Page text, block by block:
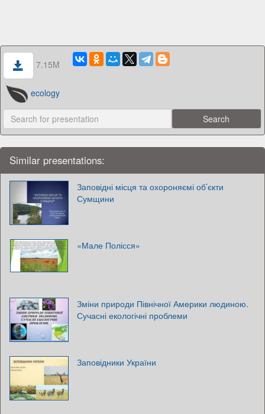
7.15M
ecology
Similar presentations:
Заповідні місця та охороняємі об’єкти
Сумщини
«Мале Полісся»
Зміни природи Північної Америки людиною.
Сучасні екологічні проблеми
Заповідники України